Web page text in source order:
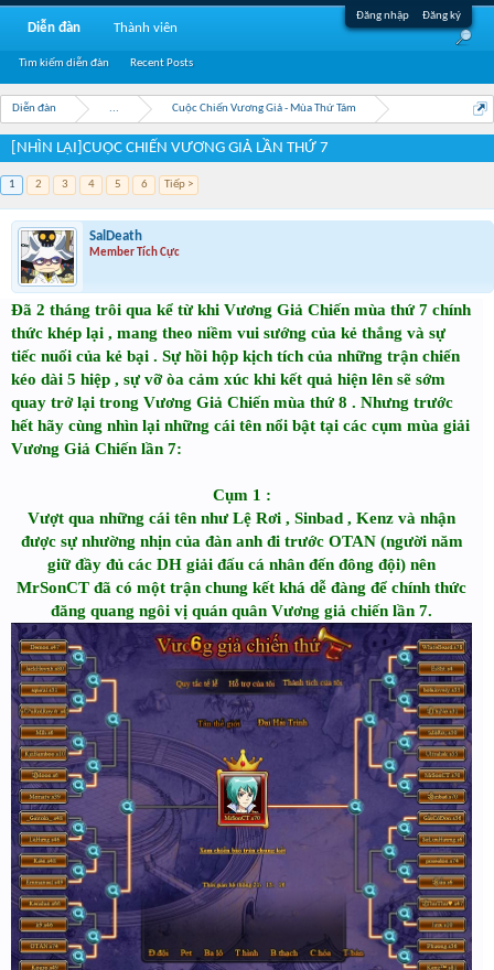
Đăng nhập Đăng ký
Diễn đàn ... Cuộc Chiến Vương Giả - Mùa Thứ Tám
[NHÌN LẠI]CUỘC CHIẾN VƯƠNG GIẢ LẦN THỨ 7
1 2 3 4 5 6 Tiếp >
SalDeath
Member Tích Cực
Đã 2 tháng trôi qua kể từ khi Vương Giả Chiến mùa thứ 7 chính
thức khép lại , mang theo niềm vui sướng của kẻ thắng và sự
tiếc nuối của kẻ bại . Sự hồi hộp kịch tích của những trận chiến
kéo dài 5 hiệp , sự vỡ òa cảm xúc khi kết quả hiện lên sẽ sớm
quay trở lại trong Vương Giả Chiến mùa thứ 8 . Nhưng trước
hết hãy cùng nhìn lại những cái tên nổi bật tại các cụm mùa giải
Vương Giả Chiến lần 7:
Cụm 1 :
Vượt qua những cái tên như Lệ Rơi , Sinbad , Kenz và nhận
được sự nhường nhịn của đàn anh đi trước OTAN (người năm
giữ đầy đủ các DH giải đấu cá nhân đến đông đội) nên
MrSonCT đã có một trận chung kết khá dễ đàng để chính thức
đăng quang ngôi vị quán quân Vương giả chiến lần 7.
Diễn đàn
Tìm kiếm diễn đàn Recent Posts
Thành viên